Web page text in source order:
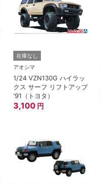
在庫なし
アオシマ
1/24 VZN130G ハイラッ
クス サーフ リフトアップ
'91（トヨタ）
3,100 円